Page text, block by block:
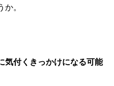
。
気付くきっかけになる可能